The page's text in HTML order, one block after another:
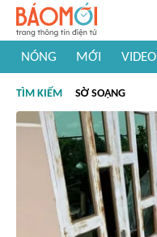
NÓNG MỚI VIDEO
#Khám phá thế giới
TÌM KIẾM SỜ SOẠNG